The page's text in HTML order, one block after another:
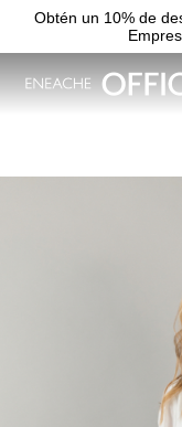
Obtén un 10% de